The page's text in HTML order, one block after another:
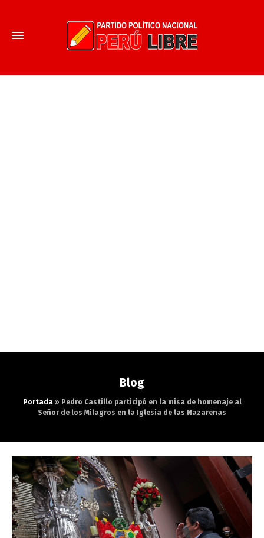
Blog
Portada» Pedro Castillo participó en la misa de homenaje al
Señor de los Milagros en la Iglesia de las Nazarenas